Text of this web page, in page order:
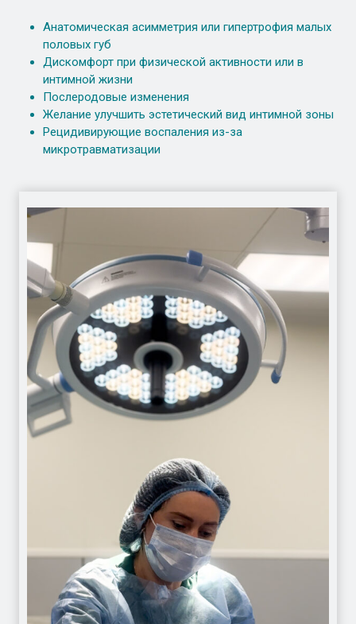
Анатомическая асимметрия или гипертрофия малых
половых губ
Дискомфорт при физической активности или в
интимной жизни
Послеродовые изменения
Желание улучшить эстетический вид интимной зоны
Рецидивирующие воспаления из-за
микротравматизации